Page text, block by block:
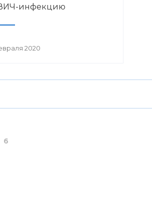
инфекцию
2020
6